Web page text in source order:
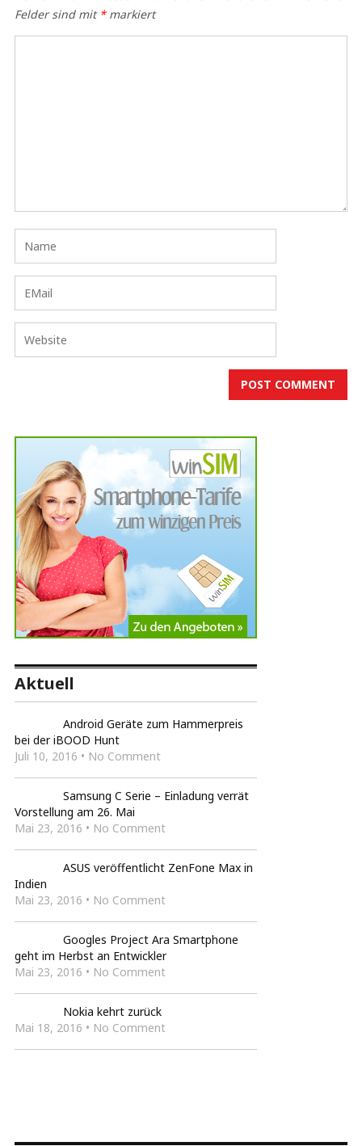
Felder sind mit *markiert
Aktuell
Android Geräte zum Hammerpreis
bei der iBOOD Hunt
Juli 10, 2016 • No Comment
Samsung C Serie – Einladung verrät
Vorstellung am 26. Mai
Mai 23, 2016 • No Comment
ASUS veröffentlicht ZenFone Max in
Indien
Mai 23, 2016 • No Comment
Googles Project Ara Smartphone
geht im Herbst an Entwickler
Mai 23, 2016 • No Comment
Nokia kehrt zurück
Mai 18, 2016 • No Comment